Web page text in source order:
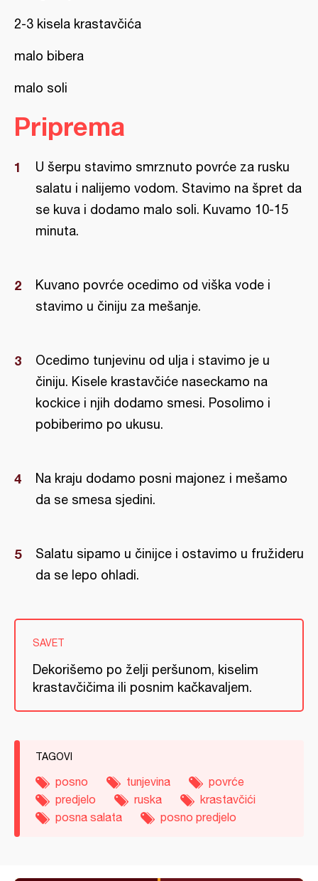
2-3 kisela krastavčića
malo bibera
malo soli
Priprema
U šerpu stavimo smrznuto povrće za rusku
salatu i nalijemo vodom. Stavimo na špret da
se kuva i dodamo malo soli. Kuvamo 10-15
minuta.
Kuvano povrće ocedimo od viška vode i
stavimo u činiju za mešanje.
Ocedimo tunjevinu od ulja i stavimo je u
činiju. Kisele krastavčiće naseckamo na
kockice i njih dodamo smesi. Posolimo i
pobiberimo po ukusu.
Na kraju dodamo posni majonez i mešamo
da se smesa sjedini.
Salatu sipamo u činijce i ostavimo u fružideru
da se lepo ohladi.
SAVET
Dekorišemo po želji peršunom, kiselim
krastavčičima ili posnim kačkavaljem.
TAGOVI
posno tunjevina
povrće
predjelo
ruska
krastavčići
posna salata
posno predjelo